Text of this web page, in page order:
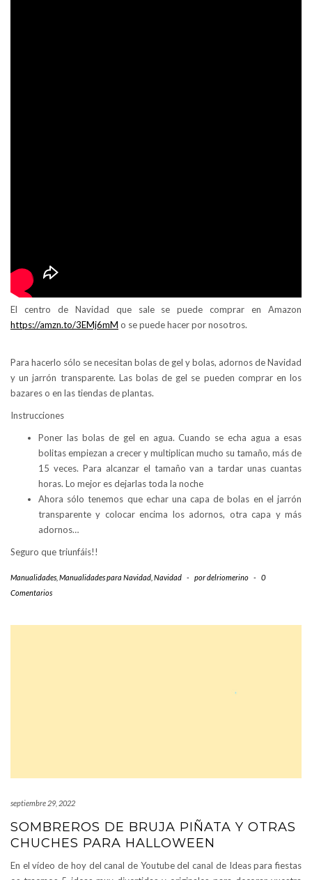
El centro de Navidad que sale se puede comprar en Amazon
https://amzn.to/3EMj6mM o se puede hacer por nosotros.
Para hacerlo sólo se necesitan bolas de gel y bolas, adornos de Navidad
y un jarrón transparente. Las bolas de gel se pueden comprar en los
bazares o en las tiendas de plantas.
Instrucciones
Poner las bolas de gel en agua. Cuando se echa agua a esas
bolitas empiezan a crecer y multiplican mucho su tamaño, más de
15 veces. Para alcanzar el tamaño van a tardar unas cuantas
horas. Lo mejor es dejarlas toda la noche
Ahora sólo tenemos que echar una capa de bolas en el jarrón
transparente y colocar encima los adornos, otra capa y más
adornos…
Seguro que triunfáis!!
Manualidades Manualidades para Navidad Navidad - pordelriomerino -
0
Comentarios
septiembre 29, 2022
SOMBREROS DE BRUJA PIÑATA Y OTRAS
CHUCHES PARA HALLOWEEN
En el vídeo de hoy del canal de Youtube del canal de Ideas para fiestas